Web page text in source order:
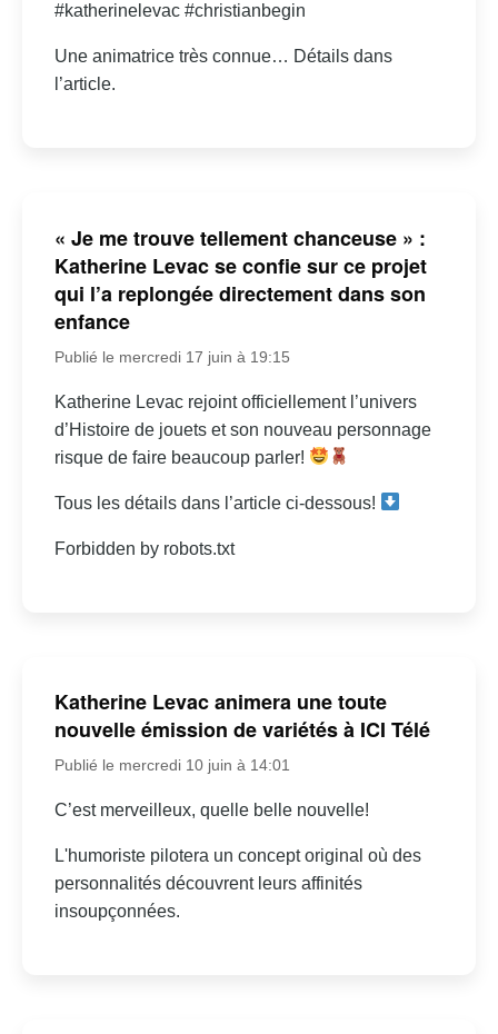
#katherinelevac #christianbegin
Une animatrice très connue… Détails dans
l’article.
« Je me trouve tellement chanceuse » :
Katherine Levac se confie sur ce projet
qui l’a replongée directement dans son
enfance
Publié le mercredi 17 juin à 19:15
Katherine Levac rejoint officiellement l’univers
d’Histoire de jouets et son nouveau personnage
risque de faire beaucoup parler!
Tous les détails dans l’article ci-dessous!
Forbidden by robots.txt
Katherine Levac animera une toute
nouvelle émission de variétés à ICI Télé
Publié le mercredi 10 juin à 14:01
C’est merveilleux, quelle belle nouvelle!
L'humoriste pilotera un concept original où des
personnalités découvrent leurs affinités
insoupçonnées.